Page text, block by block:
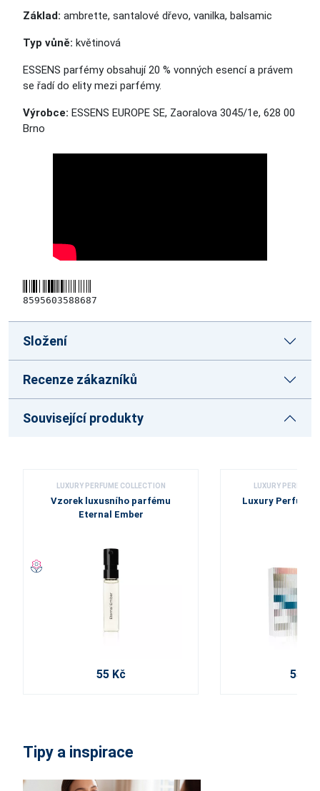
Základ: ambrette, santalové dřevo, vanilka, balsamic
Typ vůně: květinová
ESSENS parfémy obsahují 20 % vonných esencí a právem
se řadído elitymezi parfémy.
Výrobce: ESSENS EUROPE SE, Zaoralova 3045/1e, 628 00
Brno
8595603588687
Složení
Recenze zákazníků
Související produkty
LUXURY PERFUME COLLECTION
Vzorek luxusního parfému
Eternal Ember
55 Kč
LUXURY
Luxury Perfume
550
Tipy a inspirace